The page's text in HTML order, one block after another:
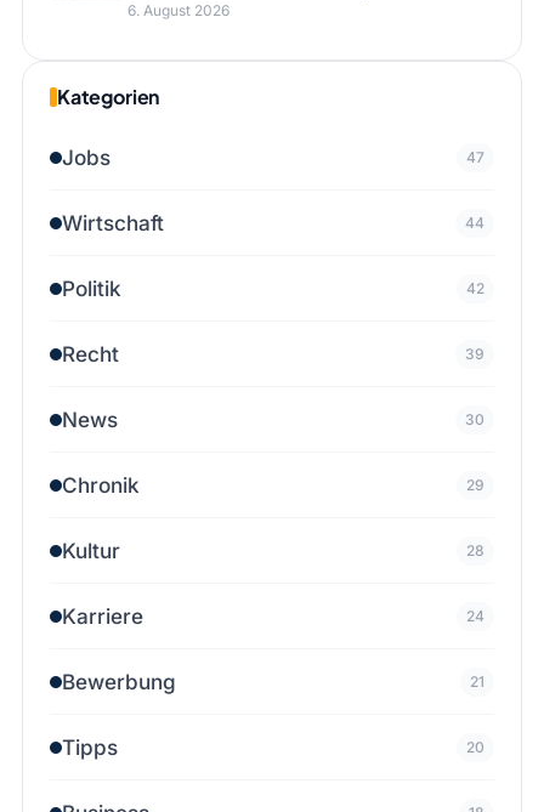
6. August 2026
Kategorien
Jobs 47
Wirtschaft 44
Politik 42
Recht 39
News 30
Chronik 29
Kultur 28
Karriere 24
Bewerbung 21
Tipps 20